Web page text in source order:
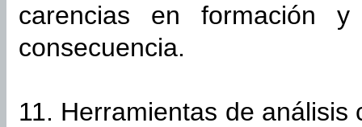
carencias en formación
consecuencia.
11. Herramientas de